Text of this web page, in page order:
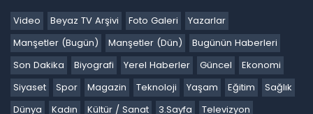
Video Beyaz TV Arşivi Foto Galeri
Yazarlar
Manşetler (Bugün)
Manşetler (Dün)
Bugünün Haberleri
Son Dakika
Biyografi Yerel Haberler Güncel
Ekonomi
Siyaset
Spor Magazin Teknoloji Yaşam Eğitim
Sağlık
Dünya
Kadın Kültür / Sanat 3.Sayfa
Televizyon